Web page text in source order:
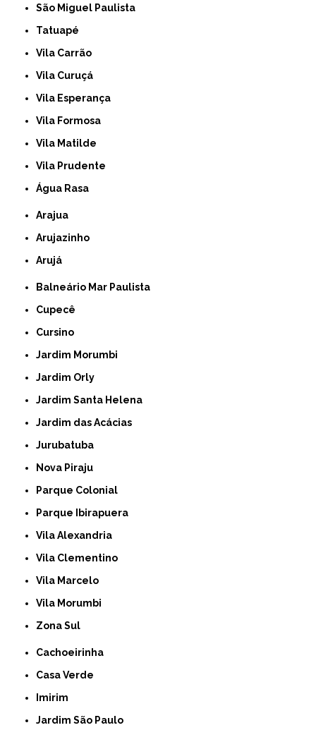
São Miguel Paulista
Tatuapé
Vila Carrão
Vila Curuçá
Vila Esperança
Vila Formosa
Vila Matilde
Vila Prudente
Água Rasa
Arajua
Arujazinho
Arujá
Balneário Mar Paulista
Cupecê
Cursino
Jardim Morumbi
Jardim Orly
Jardim Santa Helena
Jardim das Acácias
Jurubatuba
Nova Piraju
Parque Colonial
Parque Ibirapuera
Vila Alexandria
Vila Clementino
Vila Marcelo
Vila Morumbi
Zona Sul
Cachoeirinha
Casa Verde
Imirim
Jardim São Paulo